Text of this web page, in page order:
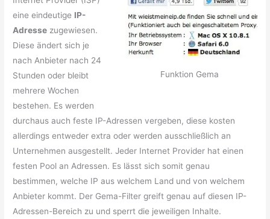
Funktion Gema
eine eindeutige IP-
Adresse zugewiesen.
Diese ändert sich je
nach Anbieter nach 24
Stunden oder bleibt
mehrere Wochen
bestehen. Es werden
durchaus auch feste IP-Adressen vergeben, diese kosten
allerdings entweder extra oder werden ausschließlich an
Unternehmen ausgestellt. Jeder Internet Provider hat einen
festen Pool an Adressen. Es lässt sich somit genau
bestimmen, welche IP aus welchem Land und von welchem
Anbieter kommt. Der Gema-Filter greift genau auf diesen IP-
Adressen-Bereich zu und sperrt die jeweiligen Inhalte.